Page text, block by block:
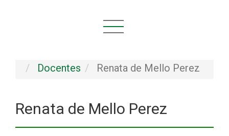
Docentes
Renata de Mello Perez
Renata de Mello Perez